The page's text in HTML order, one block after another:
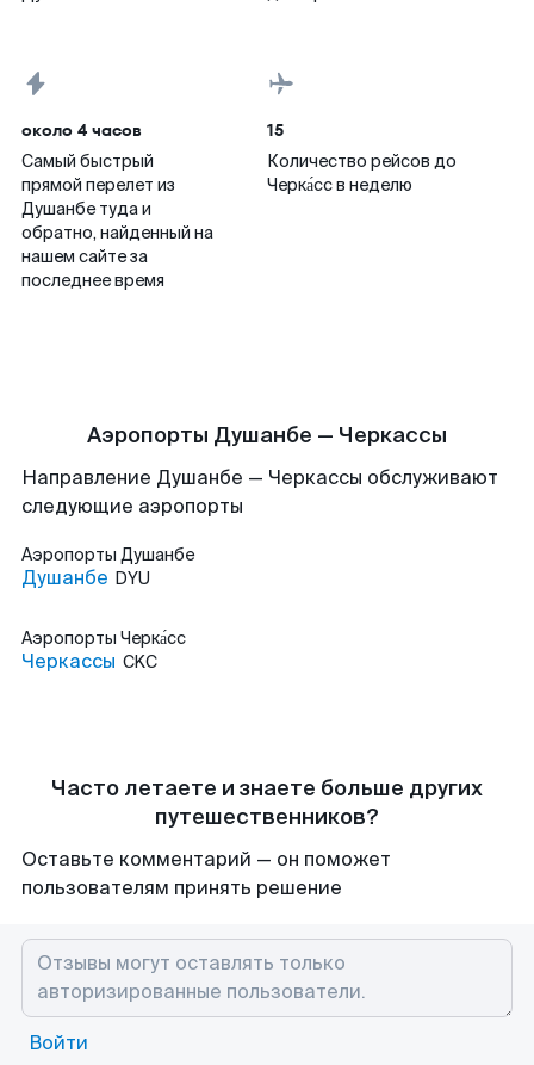
около 4 часов
Самый быстрый
прямой перелет из
Душанбе туда и
обратно, найденный на
нашем сайте за
последнее время
15
Количество рейсов до
Черка́сс в неделю
Аэропорты Душанбе — Черкассы
Направление Душанбе — Черкассы обслуживают
следующие аэропорты
Аэропорты Душанбе
Душанбе DYU
Аэропорты Черка́сс
Черкассы CKC
Часто летаете и знаете больше других
путешественников?
Оставьте комментарий — он поможет
пользователям принять решение
Войти